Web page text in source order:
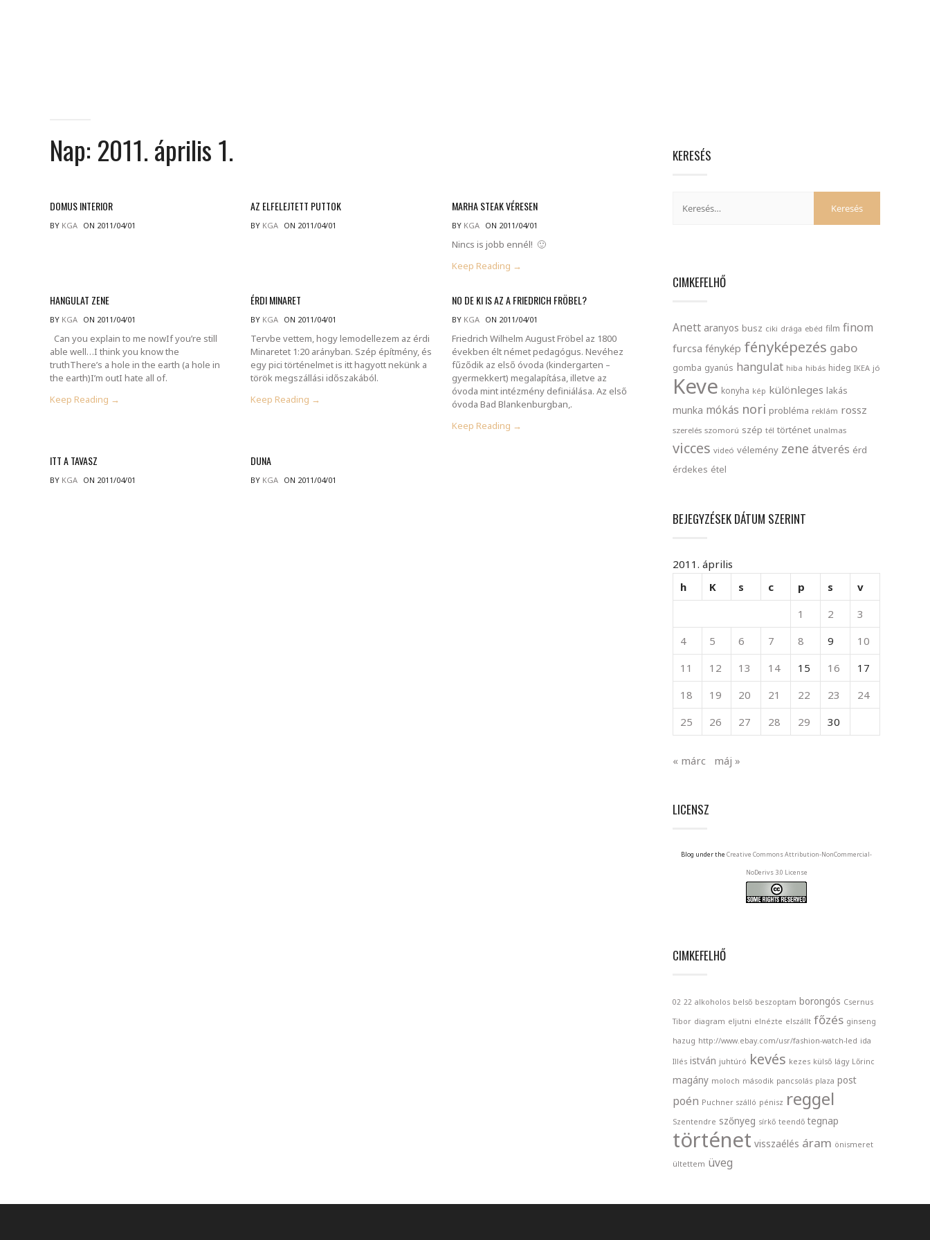
Nap: 2011. április 1.
DOMUS INTERIOR
BY KGA ON 2011/04/01
AZ ELFELEJTETT PUTTOK
BY KGA ON 2011/04/01
MARHA STEAK VÉRESEN
BY KGA ON 2011/04/01
Nincs is jobb ennél! 🙂
Keep Reading →
HANGULAT ZENE
BY KGA ON 2011/04/01
Can you explain to me nowIf you’re still
able well…I think you know the
truthThere’s a hole in the earth (a hole in
the earth)I’m outI hate all of.
Keep Reading →
ÉRDI MINARET
BY KGA ON 2011/04/01
Tervbe vettem, hogy lemodellezem az érdi
Minaretet 1:20 arányban. Szép építmény, és
egy pici történelmet is itt hagyott nekünk a
török megszállási időszakából.
Keep Reading →
NO DE KI IS AZ A FRIEDRICH FRÖBEL?
BY KGA ON 2011/04/01
Friedrich Wilhelm August Fröbel az 1800
években élt német pedagógus. Nevéhez
fűződik az első óvoda (kindergarten –
gyermekkert) megalapítása, illetve az
óvoda mint intézmény definiálása. Az első
óvoda Bad Blankenburgban,.
Keep Reading →
ITT A TAVASZ
BY KGA ON 2011/04/01
DUNA
BY KGA ON 2011/04/01
KERESÉS
CIMKEFELHŐ
Anett aranyos busz ciki drága ebéd film finom
furcsa fénykép fényképezés gabo
gomba gyanús hangulat hiba hibás hideg IKEA jó
Keve konyha kép különleges lakás
munka mókás nori probléma reklám rossz
szerelés szomorú szép tél történet unalmas
vicces videó vélemény zene átverés érd
érdekes étel
BEJEGYZÉSEK DÁTUM SZERINT
2011. április
h
K s c p s
v
1
2
3
4
5 6 7 8 9
10
11
12 13 14 15 16
17
18
19 20 21 22 23
24
25
26 27 28 29 30
« márc máj »
LICENSZ
Blog under the Creative Commons Attribution-NonCommercial-
NoDerivs 3.0 License
CIMKEFELHŐ
02 22 alkoholos belső beszoptam borongós Csernus
Tibor diagram eljutni elnézte elszállt főzés ginseng
hazug http://www.ebay.com/usr/fashion-watch-led ida
Illés istván juhtúró kevés kezes külső lágy Lőrinc
magány moloch második pancsolás plaza post
poén Puchner szálló pénisz reggel
Szentendre szőnyeg sírkő teendő tegnap
történet visszaélés áram önismeret
ültettem üveg